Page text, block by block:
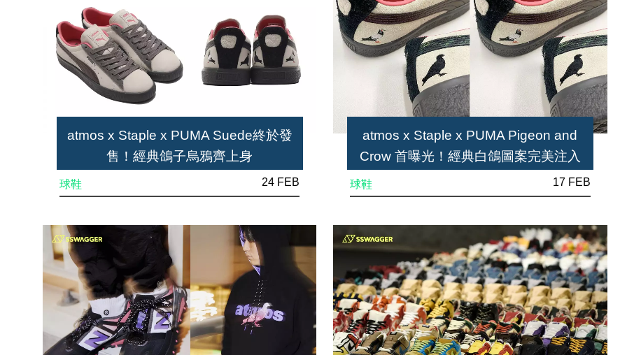
atmos x Staple x PUMA Suede終於發
售！經典鴿子烏鴉齊上身
球鞋 24 FEB
atmos x Staple x PUMA Pigeon and
Crow 首曝光！經典白鴿圖案完美注入
球鞋 17 FEB